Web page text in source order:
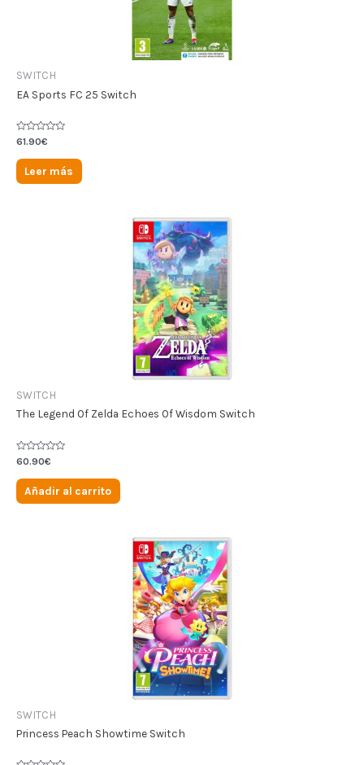
SWITCH
EA Sports FC 25 Switch
Valorado
0
de
61.90€
Leer más
SWITCH
The Legend Of Zelda Echoes Of Wisdom Switch
Valorado
en
0
de
60.90€
Añadir al carrito
SWITCH
Princess Peach Showtime Switch